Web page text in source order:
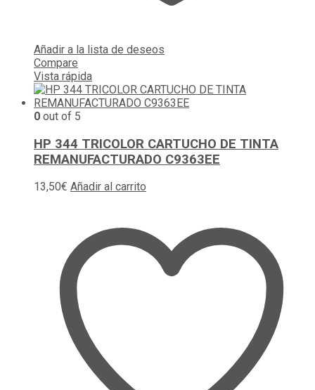
Añadir a la lista de deseos
Compare
Vista rápida
0 out of 5
HP 344 TRICOLOR CARTUCHO DE TINTA
REMANUFACTURADO C9363EE
13,50€ Añadir al carrito